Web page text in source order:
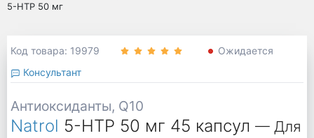
5-HTP 50 мг
Код товара: 19979
Ожидается
Консультант
Антиоксиданты, Q10
Natrol 5-HTP 50 мг 45 капсул — Для